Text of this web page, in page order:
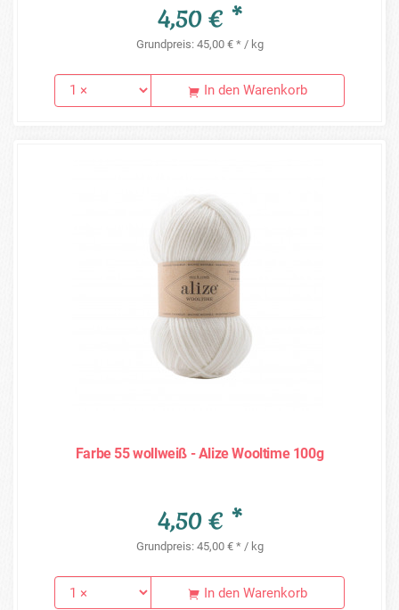
4,50 € *
Grundpreis: 45,00 € * / kg
In den Warenkorb
Farbe 55 wollweiß - Alize Wooltime 100g
4,50 € *
Grundpreis: 45,00 € * / kg
In den Warenkorb